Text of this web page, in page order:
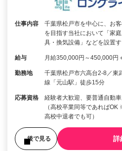
仕事内容
千葉県松戸市を中心に、お
を目指す当社において「家
具・換気設備」などを設置
給与 月給350,000円～450,000円
勤務地
千葉県松戸市六高台2-8／東
線「元山駅」徒歩15分
応募資格
経験者大歓迎、要普通自動
（高校卒業同等であれば
高校中退者でも可）
後で見る 詳